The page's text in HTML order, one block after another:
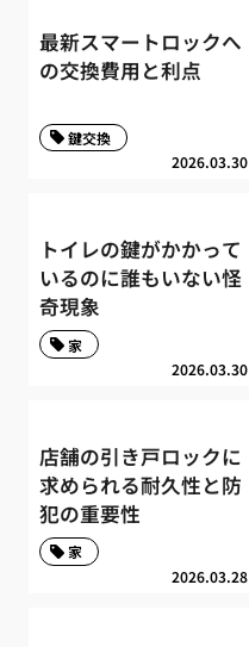
最新スマートロックへ
の交換費用と利点
2026.03.30
鍵交換
トイレの鍵がかかって
いるのに誰もいない怪
奇現象
2026.03.30
家
店舗の引き戸ロックに
求められる耐久性と防
犯の重要性
2026.03.28
家